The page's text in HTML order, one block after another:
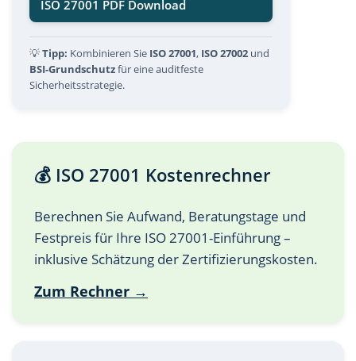
ISO 27001 PDF Download
💡Tipp: Kombinieren Sie ISO 27001, ISO 27002 und
BSI-Grundschutzfür eine auditfeste
Sicherheitsstrategie.
💰 ISO 27001 Kostenrechner
Berechnen Sie Aufwand, Beratungstage und
Festpreis für Ihre ISO 27001-Einführung –
inklusive Schätzung der Zertifizierungskosten.
Zum Rechner →